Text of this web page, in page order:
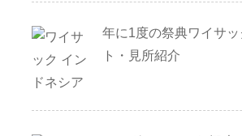
年に1度の祭典ワイサ
ト・見所紹介